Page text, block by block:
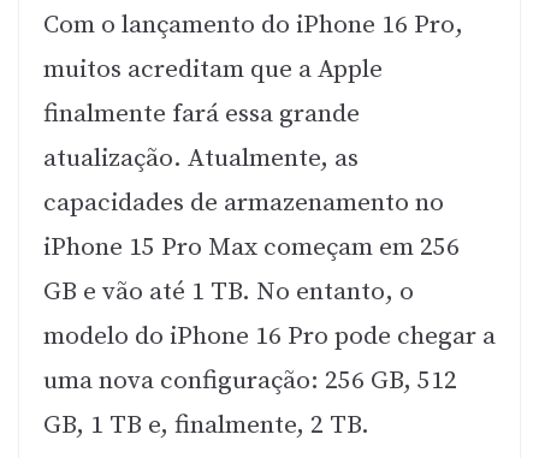
Com o lançamento do iPhone 16 Pro,
muitos acreditam que a Apple
finalmente fará essa grande
atualização. Atualmente, as
capacidades de armazenamento no
iPhone 15 Pro Max começam em 256
GB e vão até 1 TB. No entanto, o
modelo do iPhone 16 Pro pode chegar a
uma nova configuração: 256 GB, 512
GB, 1 TB e, finalmente, 2 TB.